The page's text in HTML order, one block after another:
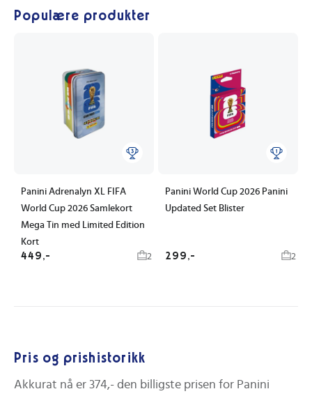
Populære produkter
Panini Adrenalyn XL FIFA
World Cup 2026 Samlekort
Mega Tin med Limited Edition
Kort
449,- 2
Panini World Cup 2026 Panini
Updated Set Blister
299,- 2
Pris og prishistorikk
Akkurat nå er 374,- den billigste prisen for Panini